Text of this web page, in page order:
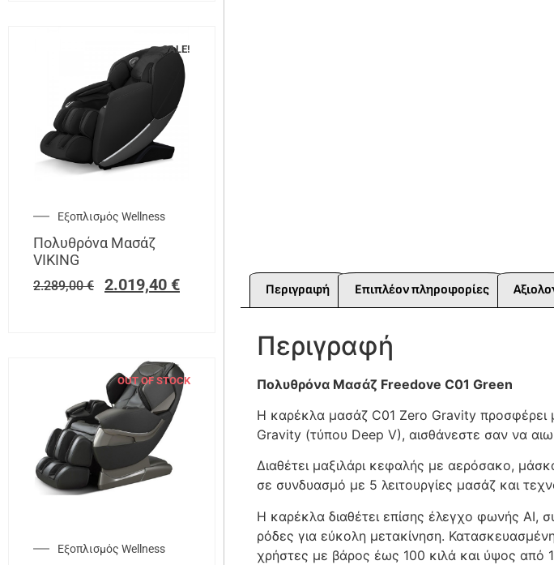
SALE!
Εξοπλισμός Wellness
Πολυθρόνα Μασάζ
VIKING
2.289,00€ 2.019,40 €
OUT OF STOCK
Εξοπλισμός Wellness
Περιγραφή Επιπλέον πληροφορίες
Περιγραφή
Πολυθρόνα Μασάζ Freedove C01 Green
Η καρέκλα μασάζ C01 Zero Gravity προσφέρει
Gravity (τύπου Deep V), αισθάνεστε σαν να
Διαθέτει μαξιλάρι κεφαλής με αερόσακο,
σε συνδυασμό με 5 λειτουργίες μασάζ και
Η καρέκλα διαθέτει επίσης έλεγχο φωνής
ρόδες για εύκολη μετακίνηση.
χρήστες με βάρος έως 100 κιλά και ύψος από